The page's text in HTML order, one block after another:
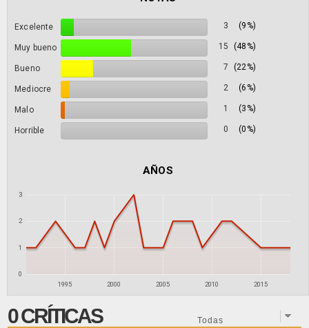
Excelente 3 (9%)
Muy bueno 15 (48%)
Bueno 7 (22%)
Mediocre 2 (6%)
Malo 1 (3%)
Horrible 0 (0%)
AÑOS
1995 2000 2005 2010 2015
0
1
2
3
0 CRÍTICAS